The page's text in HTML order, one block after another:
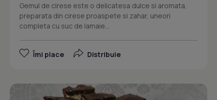
Gemul de cirese este o delicatesa dulce si aromata,
preparata din cirese proaspete si zahar, uneori
completa cu suc de lamaie...
Îmi place Distribuie